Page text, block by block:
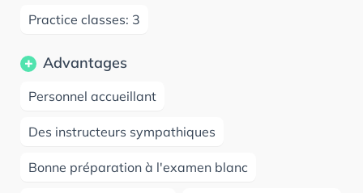
Practice classes: 3
Advantages
Personnel accueillant
Des instructeurs sympathiques
Bonne préparation à l'examen blanc